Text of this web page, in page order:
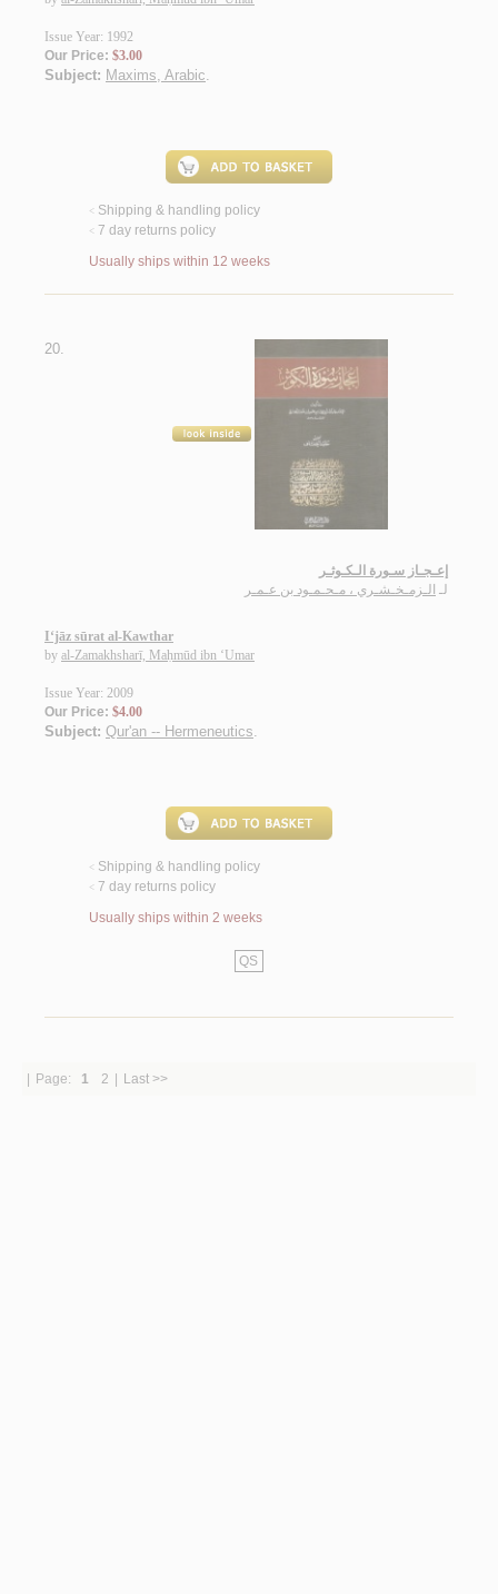
Issue Year: 1992
Our Price: $3.00
Subject: Maxims, Arabic.
< Shipping & handling policy
< 7 day returns policy
Usually ships within 12 weeks
20.
إعـجـاز سـورة الـكـوثـر
لـ الـزمـخـشـري ، مـحـمـود بن عـمـر
I‘jāz sūrat al-Kawthar
by al-Zamakhsharī, Maḥmūd ibn ‘Umar
Issue Year: 2009
Our Price: $4.00
Subject: Qur'an -- Hermeneutics.
< Shipping & handling policy
< 7 day returns policy
Usually ships within 2 weeks
QS
Page: 1 2 Last >>